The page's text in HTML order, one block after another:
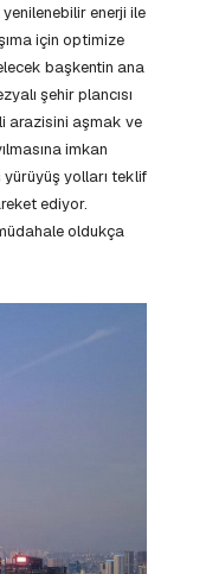
enerji ile
için optimize
başkentin ana
şehir plancısı
arazisini aşmak ve
imkan
yolları teklif
ediyor.
oldukça